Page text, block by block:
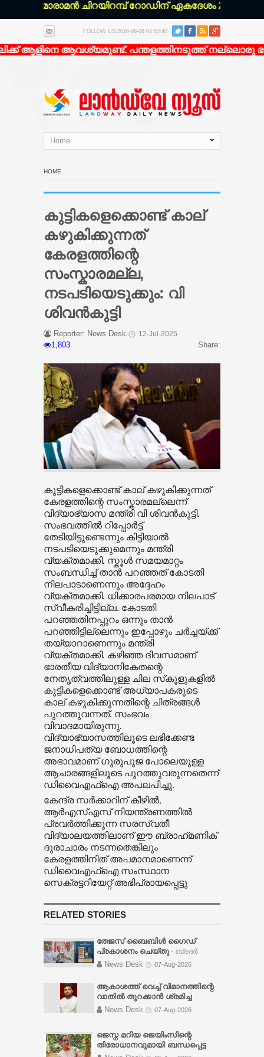
മാരാമൻ ചിറയിറമ്പ് റോഡിന് ഏകദേശം 200 മീറ്റർ
FOLLOW US:2026-08-08 04:53:40
ആളിനെ ആവശ്യമുണ്ട്. പന്തളത്തിനടുത്ത് നല്ലൊരു
Home
HOME
കുട്ടികളെക്കൊണ്ട് കാല്
കഴുകിക്കുന്നത്
കേരളത്തിന്റെ
സംസ്കാരമല്ല,
നടപടിയെടുക്കും: വി
ശിവൻകുട്ടി
Reporter: News Desk 12-Jul-2025
1,803 Share:
കുട്ടികളെക്കൊണ്ട് കാല് കഴുകിക്കുന്നത്
കേരളത്തിന്റെ സംസ്കാരമല്ലെന്ന്
വിദ്യാഭ്യാസ മന്ത്രി വി ശിവൻകുട്ടി.
സംഭവത്തിൽ റിപ്പോർട്ട്
തേടിയിട്ടുണ്ടെന്നും കിട്ടിയാൽ
നടപടിയെടുക്കുമെന്നും മന്ത്രി
വ്യക്തമാക്കി. സ്കൂൾ സമയമാറ്റം
സംബന്ധിച്ച് താൻ പറഞ്ഞത് കോടതി
നിലപാടാണെന്നും അദ്ദേഹം
വ്യക്തമാക്കി. ധിക്കാരപരമായ നിലപാട്
സ്വീകരിച്ചിട്ടില്ല. കോടതി
പറഞ്ഞതിനപ്പുറം ഒന്നും താൻ
പറഞ്ഞിട്ടില്ലെന്നും ഇപ്പോഴും ചർച്ചയ്ക്ക്
തയ്യാറാണെന്നും മന്ത്രി
വ്യക്തമാക്കി. കഴിഞ്ഞ ദിവസമാണ്
ഭാരതീയ വിദ്യാനികേതന്റെ
നേതൃത്വത്തിലുള്ള ചില സ്‌കൂളുകളിൽ
കുട്ടികളെക്കാെണ്ട് അധ്യാപകരുടെ
കാല് കഴുകിക്കുന്നതിന്റെ ചിത്രങ്ങൾ
പുറത്തുവന്നത്. സംഭവം
വിവാദമായിരുന്നു.
വിദ്യാഭ്യാസത്തിലൂടെ ലഭിക്കേണ്ട
ജനാധിപത്യ ബോധത്തിന്റെ
അഭാവമാണ് ഗുരുപൂജ പോലെയുള്ള
ആചാരങ്ങളിലൂടെ പുറത്തുവരുന്നതെന്ന്
ഡിവൈഎഫ്‌ഐ അപലപിച്ചു.
കേന്ദ്ര സർക്കാറിന് കീഴിൽ,
ആർഎസ്എസ് നിയന്ത്രണത്തിൽ
പ്രവർത്തിക്കുന്ന സരസ്വതീ
വിദ്യാലയത്തിലാണ് ഈ ബ്രാഹ്‌മണിക്
ദുരാചാരം നടന്നതെങ്കിലും
കേരളത്തിനിത് അപമാനമാണെന്ന്
ഡിവൈഎഫ്‌ഐ സംസ്ഥാന
സെക്രട്ടറിയേറ്റ് അഭിപ്രായപ്പെട്ടു
RELATED STORIES
തേജസ് ബൈബിൾ ഗൈഡ്
പ്രകാശനം ചെയ്തു - ബ്രദർ
സണ്ണി വർഗ്ഗീസ്, ചർച്ച് ഓഫ് ഗോഡ്
ശുശ്രൂഷകൻ പാസ്റ്റർ സി. ജെ.
തോമസിന് നൽകി പ്രകാശനം
ചെയ്യുകയും ദൈവനാമ
മഹത്വത്തിനായി സമർപ്പിച്ചു
ബൈബിളിൽ സ്കൂളിൽ പോയി
പഠിക്കുവാൻ കഴിയാത്തവർക്കും
News Desk 07-Aug-2026
ആകാശത്ത് വെച്ച് വിമാനത്തിന്റെ
വാതിൽ തുറക്കാൻ ശ്രമിച്ച
മലയാളി യുവാവ് അറസ്റ്റിൽ
ബാക്കി നിൽക്കെയായിരുന്നു
സംഭവം. എമർജൻസി എക്സിറ്റ്
News Desk 07-Aug-2026
ജെസ്ന മറിയ ജെയിംസിന്റെ
തിരോധാനവുമായി ബന്ധപ്പെട്ട
സിബിഐ അന്വേഷണം ആറ്